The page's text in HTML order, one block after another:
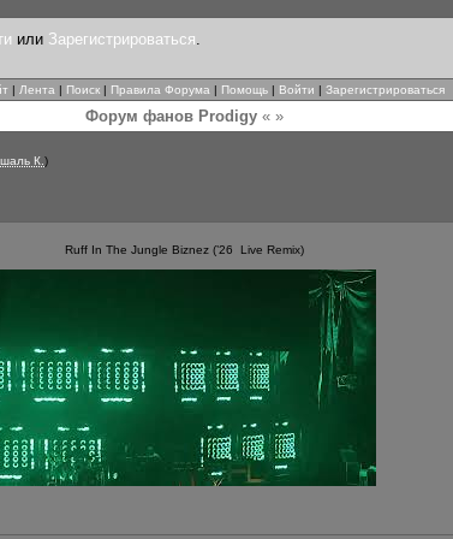
или Зарегистрироваться.
| Лента | Поиск | Правила Форума | Помощь | Войти | Зарегистрироваться
Форум фанов Prodigy« »
К. )
Ruff In The Jungle Biznez (’26 Live Remix)